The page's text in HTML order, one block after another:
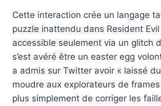
Cette interaction crée un langage
puzzle inattendu dans Resident
accessible seulement via un glitch
s’est avéré être un easter egg
a admis sur Twitter avoir « laissé
moudre aux explorateurs de frames
plus simplement de corriger les